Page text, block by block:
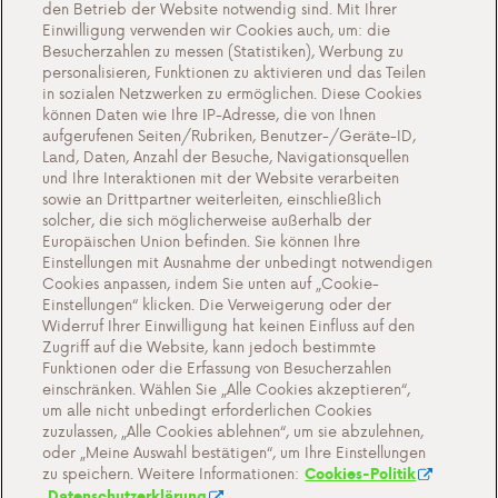
Newsletter
Über uns
Veralstantungen
Alles über Antargaz
Kontakt
Cookie-Einstellungen
Wichtige Dokumente und Allgemeine
Geschaftsbedingungen
Datenschutz- und Cookie-Richtlinien
den Betrieb der Website notwendig sind. Mit Ihrer
Einwilligung verwenden wir Cookies auch, um: die
Besucherzahlen zu messen (Statistiken), Werbung zu
personalisieren, Funktionen zu aktivieren und das Teilen
in sozialen Netzwerken zu ermöglichen. Diese Cookies
können Daten wie Ihre IP-Adresse, die von Ihnen
aufgerufenen Seiten/Rubriken, Benutzer-/Geräte-ID,
Land, Daten, Anzahl der Besuche, Navigationsquellen
und Ihre Interaktionen mit der Website verarbeiten
sowie an Drittpartner weiterleiten, einschließlich
solcher, die sich möglicherweise außerhalb der
Europäischen Union befinden. Sie können Ihre
Einstellungen mit Ausnahme der unbedingt notwendigen
Cookies anpassen, indem Sie unten auf „Cookie-
Einstellungen“ klicken. Die Verweigerung oder der
Widerruf Ihrer Einwilligung hat keinen Einfluss auf den
Zugriff auf die Website, kann jedoch bestimmte
Funktionen oder die Erfassung von Besucherzahlen
einschränken. Wählen Sie „Alle Cookies akzeptieren“,
um alle nicht unbedingt erforderlichen Cookies
zuzulassen, „Alle Cookies ablehnen“, um sie abzulehnen,
oder „Meine Auswahl bestätigen“, um Ihre Einstellungen
zu speichern. Weitere Informationen: Cookies-Politik